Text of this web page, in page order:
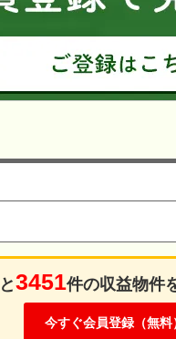
3451件の収益物件
今すぐ会員登録（無料